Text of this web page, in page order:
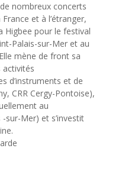
nombreux concerts
et à l’étranger,
pour le festival
Palais-sur-Mer et au
mène de front sa
activités
d’instruments et de
CRR Cergy-Pontoise),
au
sur-Mer) et s’investit